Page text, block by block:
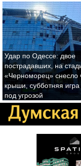
Удар по Одессе: двое
пострадавших, на
«Черноморец» снесло
крыши, субботняя игра
под угрозой